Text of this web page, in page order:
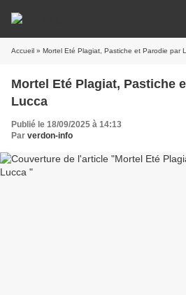
Accueil » Mortel Eté Plagiat, Pastiche et Parodie par
Mortel Eté Plagiat, Pastiche et Parodie par
Lucca
Publié le 18/09/2025 à 14:13
Par verdon-info